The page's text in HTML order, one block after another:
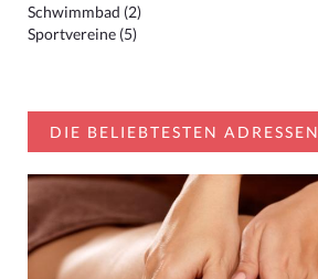
Schwimmbad (2)
Sportvereine (5)
DIE BELIEBTESTEN ADRESSEN